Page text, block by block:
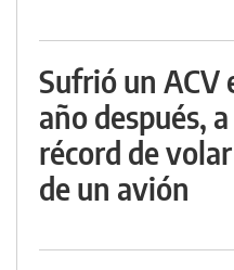
Sufrió un ACV
año después,
récord de
de un avión